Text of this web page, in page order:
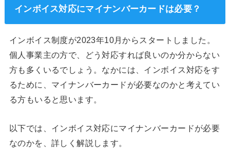
インボイス対応にマイナンバーカードは必要？
インボイス制度が2023年10月からスタートしました。
個人事業主の方で、どう対応すれば良いのか分からない
方も多くいるでしょう。なかには、インボイス対応をす
るために、マイナンバーカードが必要なのかと考えてい
る方もいると思います。
以下では、インボイス対応にマイナンバーカードが必要
なのかを、詳しく解説します。